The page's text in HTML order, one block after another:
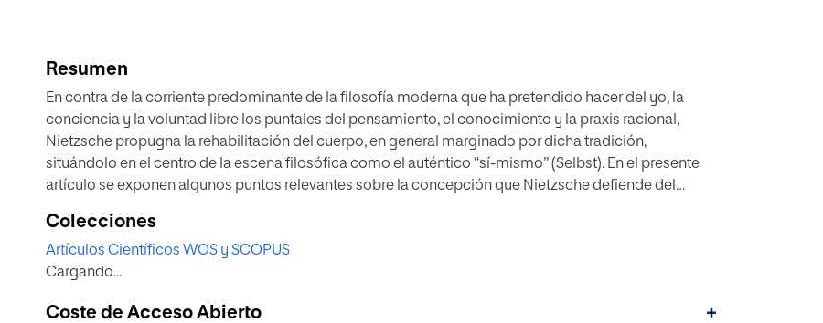
Resumen
En contra de la corriente predominante de la filosofía moderna que ha pretendido hacer del yo, la
conciencia y la voluntad libre los puntales del pensamiento, el conocimiento y la praxis racional,
Nietzsche propugna la rehabilitación del cuerpo, en general marginado por dicha tradición,
situándolo en el centro de la escena filosófica como el auténtico “sí-mismo” (Selbst). En el presente
artículo se exponen algunos puntos relevantes sobre la concepción que Nietzsche defiende del
Colecciones
Artículos Científicos WOS y SCOPUS
Cargando...
Coste de Acceso Abierto +